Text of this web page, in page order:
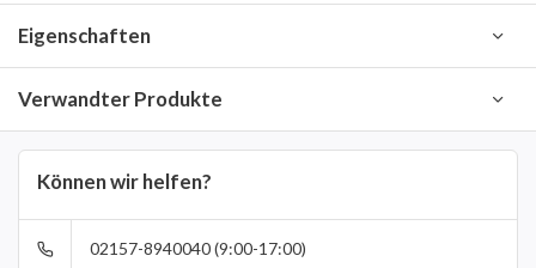
Eigenschaften
Verwandter Produkte
Können wir helfen?
02157-8940040 (9:00-17:00)